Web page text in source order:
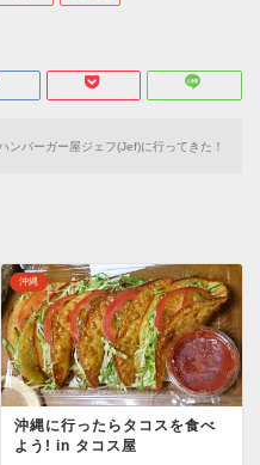
ンバーガー屋ジェフ(Jef)に行ってきた！
沖縄
沖縄に行ったらタコスを食べ
よう! in タコス屋